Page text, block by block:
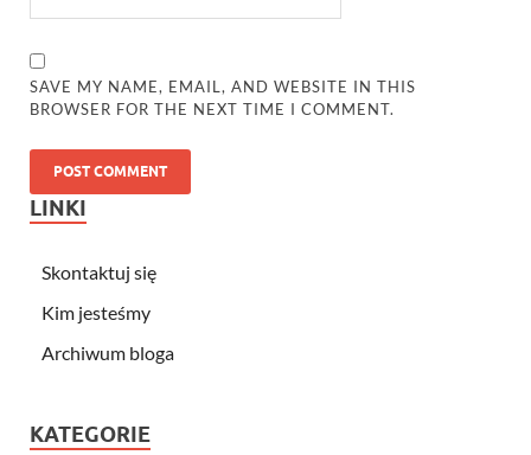
SAVE MY NAME, EMAIL, AND WEBSITE IN THIS
BROWSER FOR THE NEXT TIME I COMMENT.
LINKI
Skontaktuj się
Kim jesteśmy
Archiwum bloga
KATEGORIE